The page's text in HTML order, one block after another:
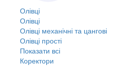
Олівці
Олівці
Олівці механічні та цангові
Олівці прості
Показати всі
Коректори